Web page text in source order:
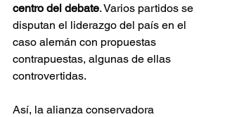
centro del debate. Varios partidos se
disputan el liderazgo del país en el
caso alemán con propuestas
contrapuestas, algunas de ellas
controvertidas.
Así, la alianza conservadora